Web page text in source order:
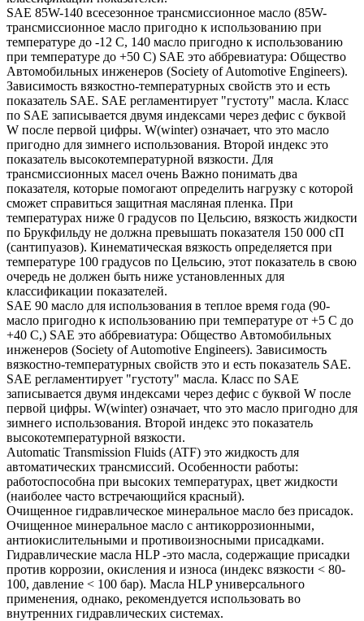
SAE 85W-140 всесезонное трансмиссионное масло (85W-
трансмиссионное масло пригодно к использованию при
температуре до -12 С, 140 масло пригодно к использованию
при температуре до +50 С) SAE это аббревиатура: Общество
Автомобильных инженеров (Society of Automotive Engineers).
Зависимость вязкостно-температурных свойств это и есть
показатель SAE. SAE регламентирует "густоту" масла. Класс
по SAE записывается двумя индексами через дефис с буквой
W после первой цифры. W(winter) означает, что это масло
пригодно для зимнего использования. Второй индекс это
показатель высокотемпературной вязкости. Для
трансмиссионных масел очень Важно понимать два
показателя, которые помогают определить нагрузку с которой
сможет справиться защитная масляная пленка. При
температурах ниже 0 градусов по Цельсию, вязкость жидкости
по Брукфильду не должна превышать показателя 150 000 сП
(сантипуазов). Кинематическая вязкость определяется при
температуре 100 градусов по Цельсию, этот показатель в свою
очередь не должен быть ниже установленных для
классификации показателей.
SAE 90 масло для использования в теплое время года (90-
масло пригодно к использованию при температуре от +5 С до
+40 С,) SAE это аббревиатура: Общество Автомобильных
инженеров (Society of Automotive Engineers). Зависимость
вязкостно-температурных свойств это и есть показатель SAE.
SAE регламентирует "густоту" масла. Класс по SAE
записывается двумя индексами через дефис с буквой W после
первой цифры. W(winter) означает, что это масло пригодно для
зимнего использования. Второй индекс это показатель
высокотемпературной вязкости.
Automatic Transmission Fluids (ATF) это жидкость для
автоматических трансмиссий. Особенности работы:
работоспособна при высоких температурах, цвет жидкости
(наиболее часто встречающийся красный).
Очищенное гидравлическое минеральное масло без присадок.
Очищенное минеральное масло с антикоррозионными,
антиокислительными и противоизносными присадками.
Гидравлические масла HLP -это масла, содержащие присадки
против коррозии, окисления и износа (индекс вязкости < 80-
100, давление < 100 бар). Масла HLP универсального
применения, однако, рекомендуется использовать во
внутренних гидравлических системах.